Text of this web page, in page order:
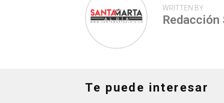
WRITTEN BY
Redacción
Te puede interesar